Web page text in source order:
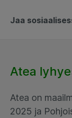
Jaa
Atea
Atea on
2025 ja